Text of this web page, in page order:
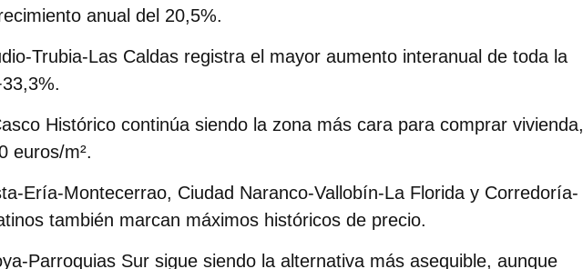
anual del 20,5%.
Trubia-Las Caldas registra el mayor aumento interanual de toda la
Histórico continúa siendo la zona más cara para comprar vivienda,
euros/m².
Ería-Montecerrao, Ciudad Naranco-Vallobín-La Florida y Corredoría-
también marcan máximos históricos de precio.
Parroquias Sur sigue siendo la alternativa más asequible, aunque